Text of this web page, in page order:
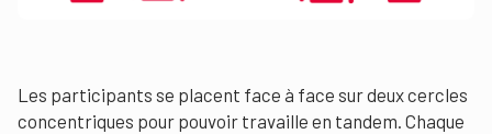
Les participants se placent face à face sur deux cercles
concentriques pour pouvoir travaille en tandem. Chaque